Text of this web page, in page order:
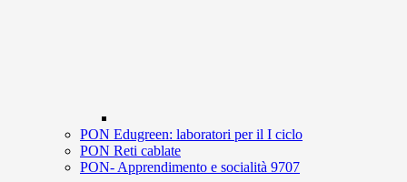
PON Edugreen: laboratori per il I ciclo
PON Reti cablate
PON- Apprendimento e socialità 9707